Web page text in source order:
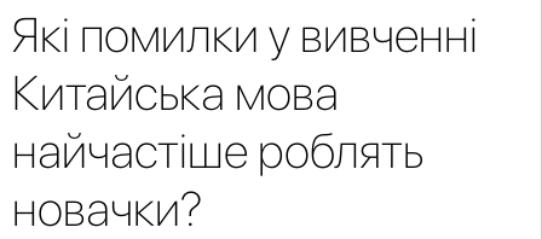
Які помилки у вивченні
Китайська мова
найчастіше роблять
новачки?